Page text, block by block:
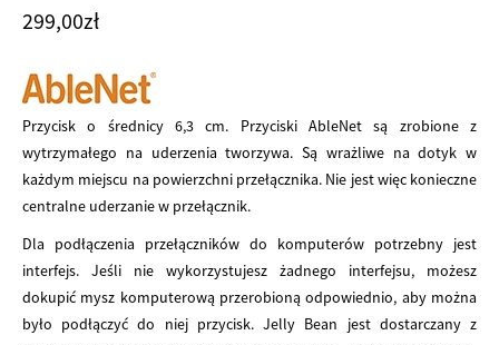
299,00zł
Przycisk o średnicy 6,3 cm. Przyciski AbleNet są zrobione z
wytrzymałego na uderzenia tworzywa. Są wrażliwe na dotyk w
każdym miejscu na powierzchni przełącznika. Nie jest więc konieczne
centralne uderzanie w przełącznik.
Dla podłączenia przełączników do komputerów potrzebny jest
interfejs. Jeśli nie wykorzystujesz żadnego interfejsu, możesz
dokupić mysz komputerową przerobioną odpowiednio, aby można
było podłączyć do niej przycisk. Jelly Bean jest dostarczany z